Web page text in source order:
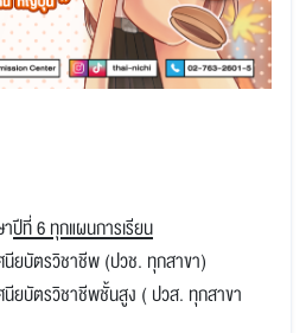
ปีที่ 6 ทุกแผนการเรียน
นียบัตรวิชาชีพ (ปวช. ทุกสาขา)
นียบัตรวิชาชีพชั้นสูง ( ปวส. ทุกสาขา